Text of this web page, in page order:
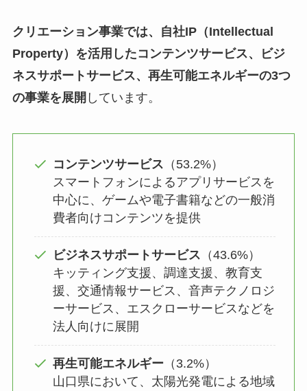
クリエーション事業では、自社IP（Intellectual
Property）を活用したコンテンツサービス、ビジ
ネスサポートサービス、再生可能エネルギーの3つ
の事業を展開 しています。
コンテンツサービス （53.2%）
スマートフォンによるアプリサービスを
中心に、ゲームや電子書籍などの一般消
費者向けコンテンツを提供
ビジネスサポートサービス （43.6%）
キッティング支援、調達支援、教育支
援、交通情報サービス、音声テクノロジ
ーサービス、エスクローサービスなどを
法人向けに展開
再生可能エネルギー （3.2%）
山口県において、太陽光発電による地域